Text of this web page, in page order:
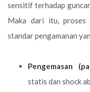
sensitif terhadap
Maka dari itu, proses
standar pengamanan
Pengemasan
statis dan shock